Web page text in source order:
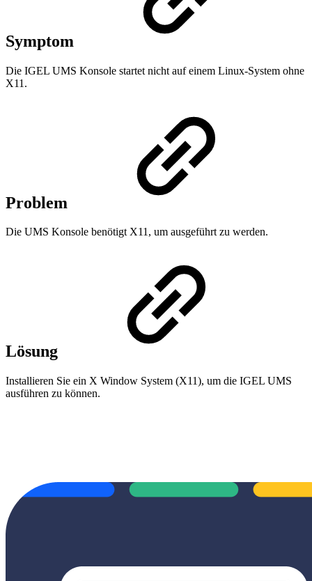
Symptom
Die IGEL UMS Konsole startet nicht auf einem Linux-System ohne
X11.
Problem
Die UMS Konsole benötigt X11, um ausgeführt zu werden.
Lösung
Installieren Sie ein X Window System (X11), um die IGEL UMS
ausführen zu können.